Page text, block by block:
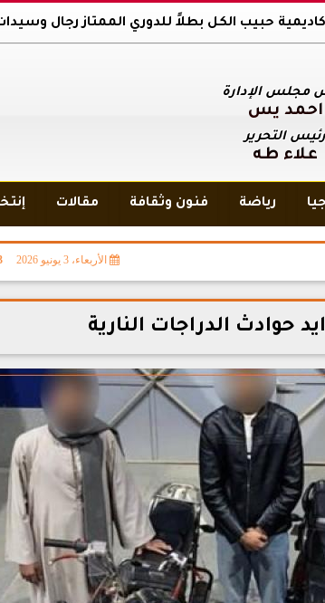
الكل بطلاً للدوري الممتاز رجال وسيدات وأكاديمية
مجلس الإدارة
أحمد يس
رئيس التحرير
علاء طه
رياضة فنون وثقافة مقالات
الأربعاء، 3 يونيو 2026
حوادث الدراجات النارية